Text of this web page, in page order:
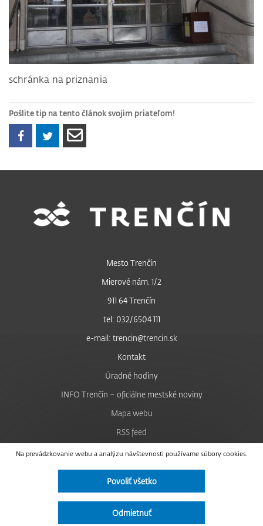
schránka na priznania
Pošlite tip na tento článok svojim priateľom!
Na prevádzkovanie webu a analýzu návštevnosti používame súbory cookies.
Povoliť všetko
Odmietnuť
Mesto Trenčín
Mierové nám. 1/2
911 64 Trenčín
tel: 032/6504 111
e-mail: trencin@trencin.sk
Kontakt
Úradné hodiny
INFO Trenčín – oficiálne mestské noviny
Mapa webu
RSS feed
Nastavenie cookies
Facebook
Instagram